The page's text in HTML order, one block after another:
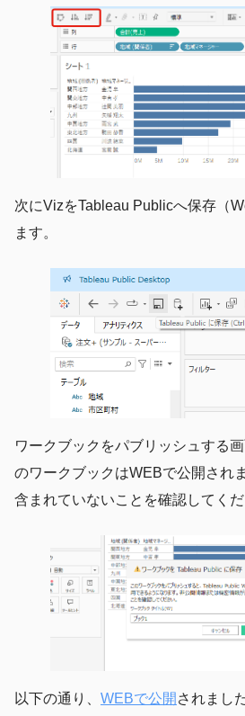
次にVizをTableau Publicへ保存（
ます。
ワークブックをパブリッシュする
のワークブックはWEBで公開され
含まれていないことを確認してくだ
以下の通り、 WEBで公開 されまし